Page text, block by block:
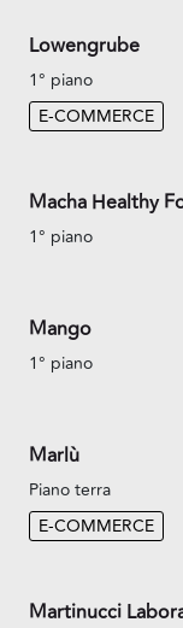
Lowengrube
1° piano
E-COMMERCE
Macha Healthy
1° piano
Mango
1° piano
Marlù
Piano terra
E-COMMERCE
Martinucci